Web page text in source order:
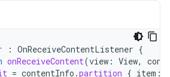
: OnReceiveContentListener {
onReceiveContent(view : View,
= contentInfo .partition { item :